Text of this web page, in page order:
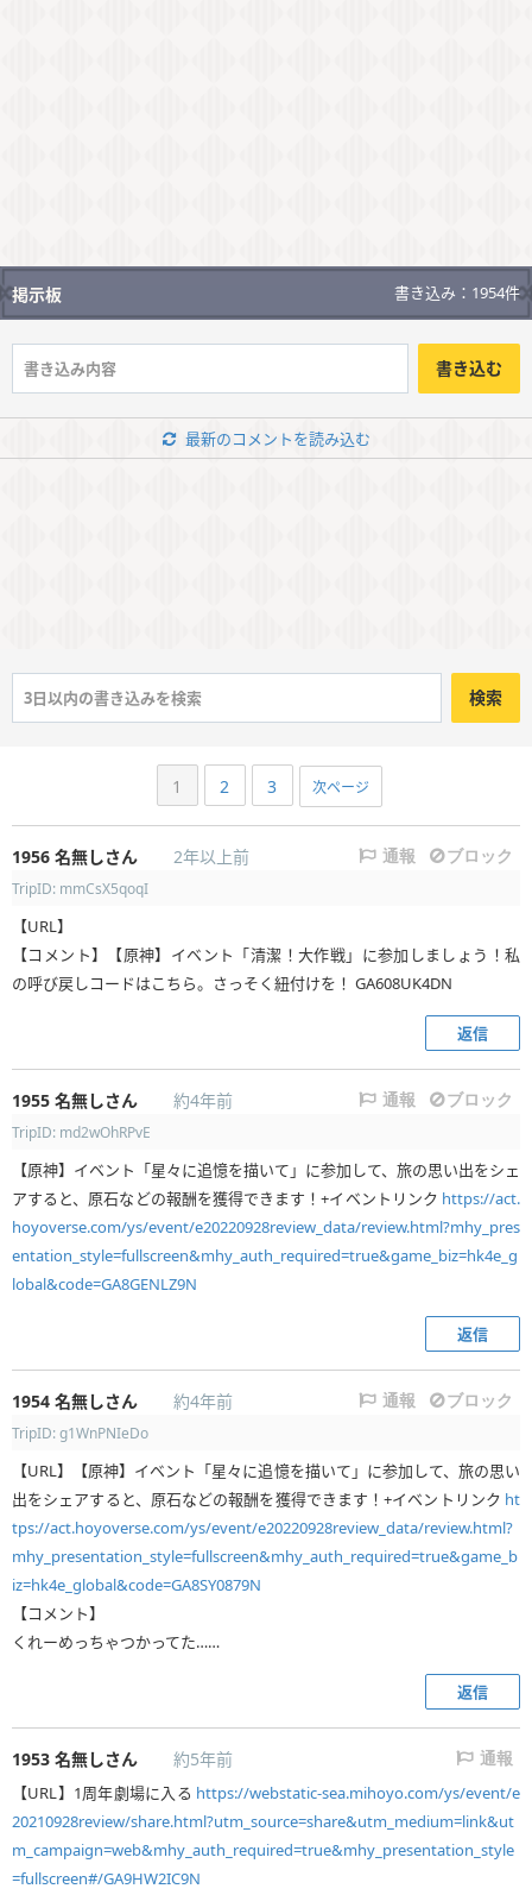
掲示板 書き込み：1954件
書き込む
最新のコメントを読み込む
検索
1 2 3 次ページ
1956 名無しさん 2年以上前 通報 ブロック
TripID: mmCsX5qoqI
【URL】
【コメント】【原神】イベント「清潔！大作戦」に参加しましょう！私
の呼び戻しコードはこちら。さっそく紐付けを！ GA608UK4DN
返信
1955 名無しさん 約4年前 通報 ブロック
TripID: md2wOhRPvE
【原神】イベント「星々に追憶を描いて」に参加して、旅の思い出をシェ
アすると、原石などの報酬を獲得できます！+イベントリンク https://act.
hoyoverse.com/ys/event/e20220928review_data/review.html?mhy_pres
entation_style=fullscreen&mhy_auth_required=true&game_biz=hk4e_g
lobal&code=GA8GENLZ9N
返信
1954 名無しさん 約4年前 通報 ブロック
TripID: g1WnPNIeDo
【URL】【原神】イベント「星々に追憶を描いて」に参加して、旅の思い
出をシェアすると、原石などの報酬を獲得できます！+イベントリンク ht
tps://act.hoyoverse.com/ys/event/e20220928review_data/review.html?
mhy_presentation_style=fullscreen&mhy_auth_required=true&game_b
iz=hk4e_global&code=GA8SY0879N
【コメント】
くれーめっちゃつかってた……
返信
1953 名無しさん 約5年前 通報
【URL】1周年劇場に入る https://webstatic-sea.mihoyo.com/ys/event/e
20210928review/share.html?utm_source=share&utm_medium=link&ut
m_campaign=web&mhy_auth_required=true&mhy_presentation_style
=fullscreen#/GA9HW2IC9N